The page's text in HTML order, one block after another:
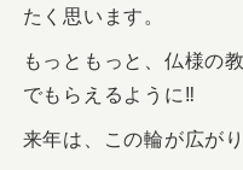
たく思います。
もっともっと、仏様の
でもらえるように‼
来年は、この輪が広が